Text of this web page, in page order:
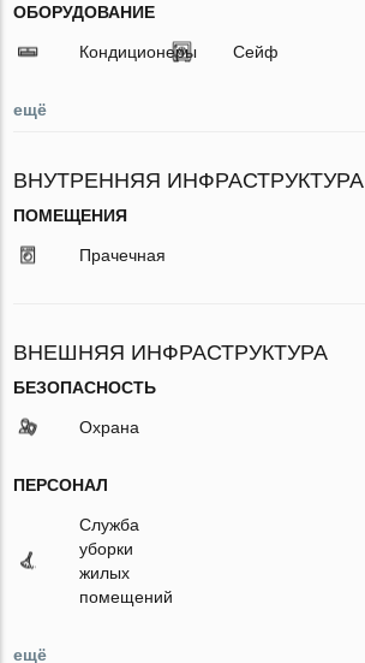
ОБОРУДОВАНИЕ
Кондиционеры Сейф
ещё
ВНУТРЕННЯЯ ИНФРАСТРУКТУРА
ПОМЕЩЕНИЯ
Прачечная
ВНЕШНЯЯ ИНФРАСТРУКТУРА
БЕЗОПАСНОСТЬ
Охрана
ПЕРСОНАЛ
Служба
уборки
жилых
помещений
ещё